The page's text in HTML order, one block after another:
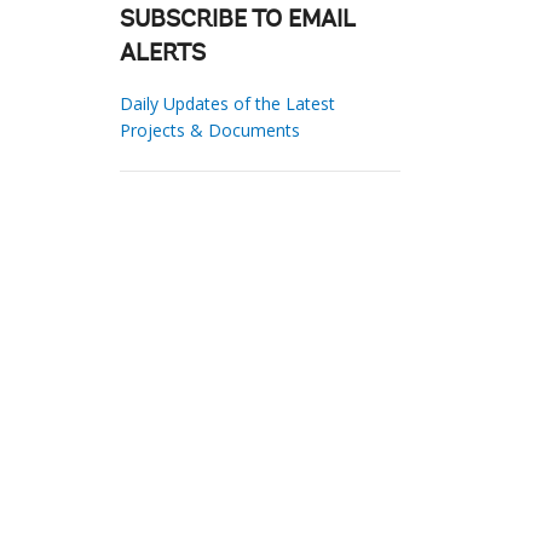
SUBSCRIBE TO EMAIL
ALERTS
Daily Updates of the Latest
Projects & Documents